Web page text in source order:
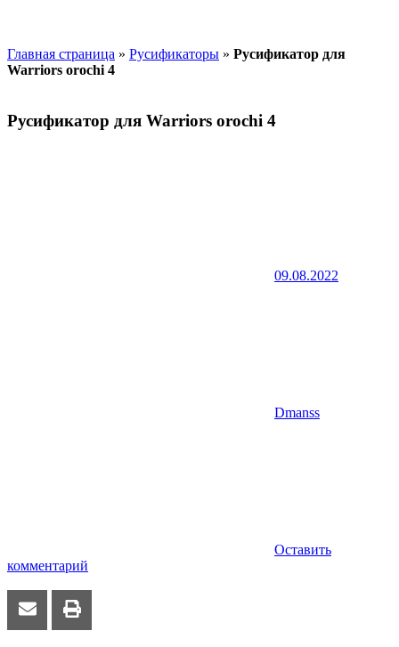
Главная страница » Русификаторы » Русификатор для
Warriors orochi 4
Русификатор для Warriors orochi 4
09.08.2022
Dmanss
Оставить
комментарий